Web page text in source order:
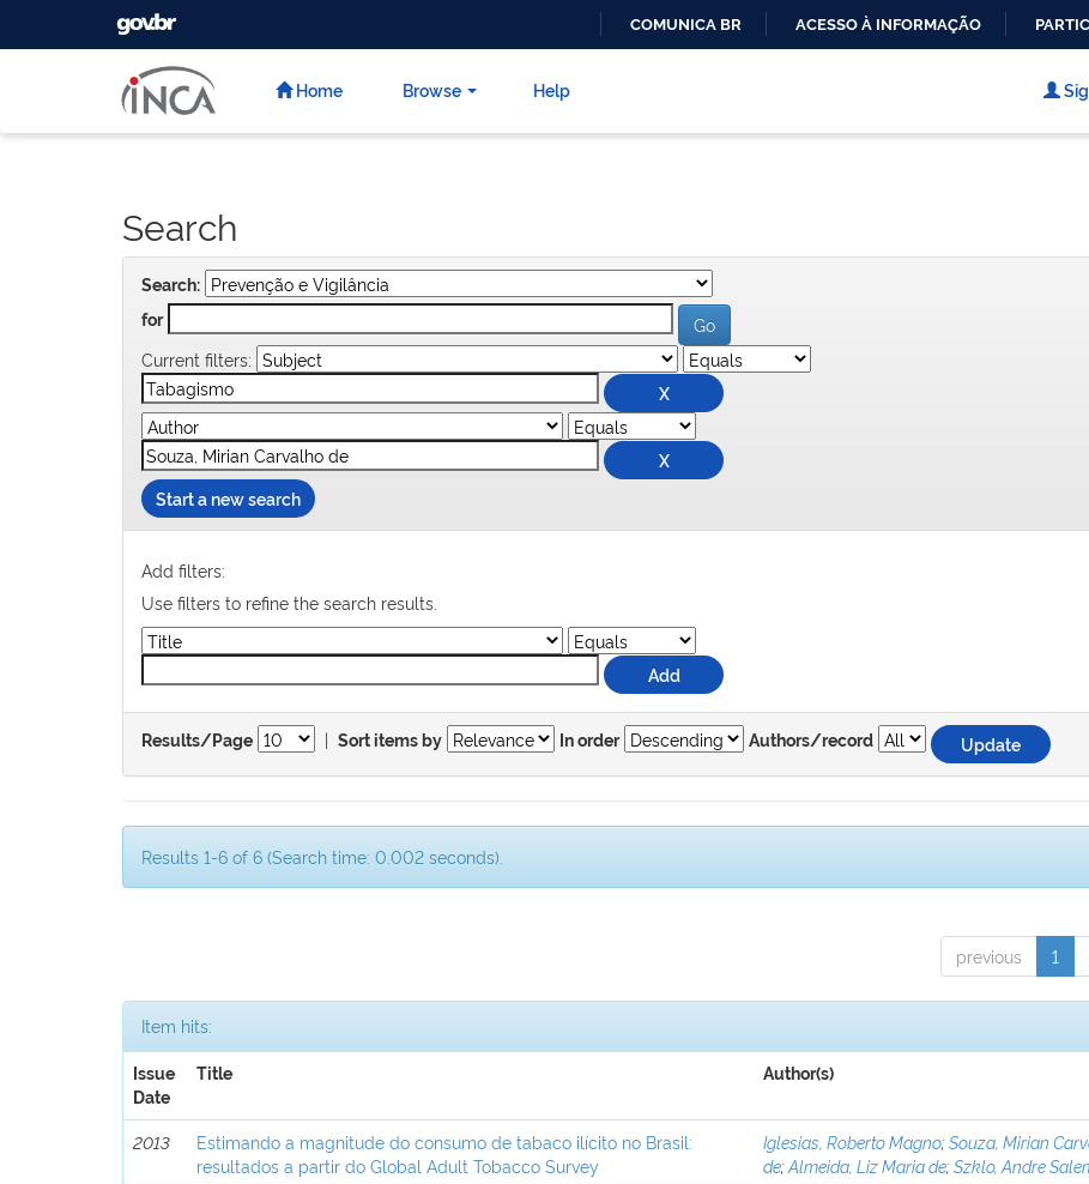
CONTEÚDO
GOVBR
COMUNICA BR ACESSO À INFORMAÇÃO
Home Browse Help
Search
Search:
for
Current filters:
Start a new search
Add filters:
Use filters to refine the search results.
Results/Page | Sort items by In order Authors/record
Results 1-6 of 6 (Search time: 0.002 seconds).
previous 1
Item hits:
Issue
Date
Title Author(s)
2013
Estimando a magnitude do consumo de tabaco ilícito no Brasil:
resultados a partir do Global Adult Tobacco Survey
Iglesias, Roberto Magno;Souza, Mirian
de;Almeida, Liz Maria de;Szklo, Andre